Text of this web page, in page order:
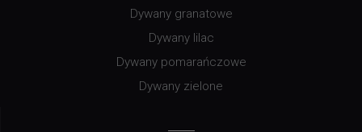
Dywany granatowe
Dywany lilac
Dywany pomarańczowe
Dywany zielone